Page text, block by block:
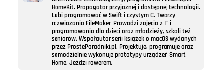
HomeKit. Propagator przyjaznej i dostępnej technologii.
Lubi programować w Swift i czystym C. Tworzy
rozwiązania FileMaker. Prowadzi zajęcia z IT i
programowania dla dzieci oraz młodzieży, szkoli też
seniorów. Współautor serii książek o macOS wydanych
przez ProstePoradniki.pl. Projektuje, programuje oraz
samodzielnie wykonuje prototypy urządzeń Smart
Home. Jeździ rowerem.